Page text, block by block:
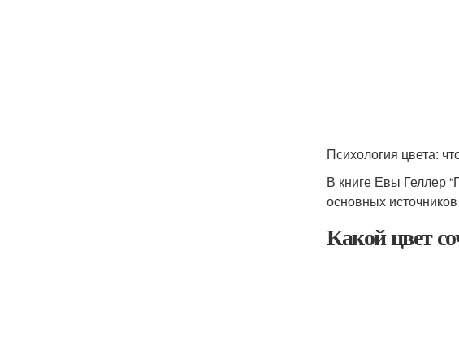
Психология цвета:
В книге Евы Геллер
основных
Какой цвет